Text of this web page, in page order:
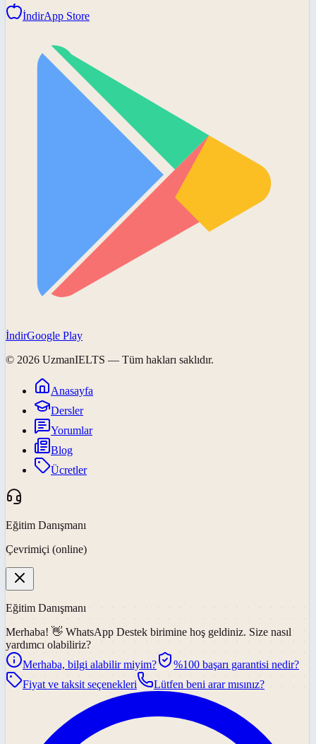
İndirApp Store
İndirGoogle Play
© 2026 UzmanIELTS — Tüm hakları saklıdır.
Anasayfa
Dersler
Yorumlar
Blog
Ücretler
Eğitim Danışmanı
Çevrimiçi (online)
Eğitim Danışmanı
Merhaba! 👋 WhatsApp Destek birimine hoş geldiniz. Size nasıl
yardımcı olabiliriz?
Merhaba, bilgi alabilir miyim?
%100 başarı garantisi nedir?
Fiyat ve taksit seçenekleri
Lütfen beni arar mısınız?